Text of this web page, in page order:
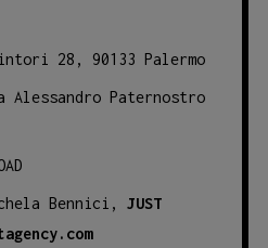
28, 90133 Palermo
Alessandro Paternostro
Bennici, JUST